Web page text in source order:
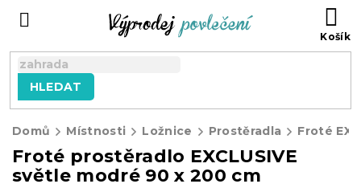
HLEDAT
Domů Místnosti Ložnice Prostěradla Froté
Froté prostěradlo EXCLUSIVE
světle modré 90 x 200 cm